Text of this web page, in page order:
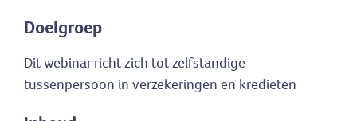
Doelgroep
Dit webinar richt zich tot zelfstandige
tussenpersoon in verzekeringen en kredieten